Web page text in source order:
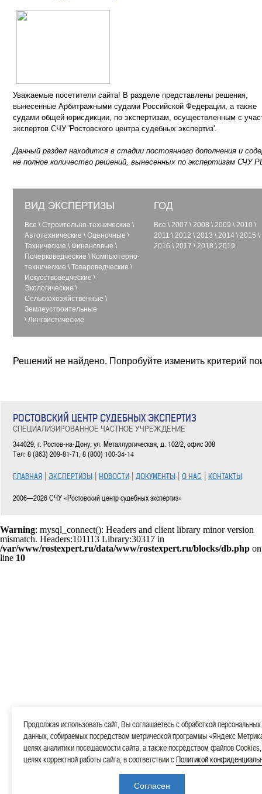
Уважаемые посетители сайта! В разделе представлены решения,
вынесенные Арбитражными судами Российской Федерации, а также
судами общей юрисдикции, по экспертизам, осуществленным с
экспертов СЧУ 'Ростовского центра судебных экспертиз'.
Данный раздел находится в стадии постоянного дополнения и
не полное количество решений, вынесенных по экспертизам СЧУ
ВИД ЭКСПЕРТИЗЫ
Все \ Строительно-технические \
Автотехнические \ Оценочные \
Технические \ Финансовые \
Почерковедческие \ Компьютерно-
технические \ Товароведческие \
Искусствоведческие \
Экологические \
Сельскохозяйственные \
Землеустроительные
\ Лингвистические
ГОД
Все \ 2007 \ 2008 \ 2009 \ 2010 \
2011 \ 2012 \ 2013 \ 2014 \ 2015 \
2016 \ 2017 \ 2018 \ 2019
Решений не найдено. Попробуйте изменить критерий
РОСТОВСКИЙ ЦЕНТР СУДЕБНЫХ ЭКСПЕРТИЗ
СПЕЦИАЛИЗИРОВАННОЕ ЧАСТНОЕ УЧРЕЖДЕНИЕ
344029, г. Ростов-на-Дону, ул. Металлургическая, д. 102/2, офис 308
Тел: 8 (863) 209-81-71, 8 (800) 100-34-14
ГЛАВНАЯ | ЭКСПЕРТИЗЫ | НОВОСТИ | ДОКУМЕНТЫ | О НАС | КОНТАКТЫ
2006—2026 СЧУ «Ростовский центр судебных экспертиз»
Warning: mysql_connect(): Headers and client library minor version
mismatch. Headers:101113 Library:30317 in
/var/www/rostexpert.ru/data/www/rostexpert.ru/blocks/db.php on
line 10
Продолжая использовать сайт, Вы соглашаетесь с обработкой персональных
данных, собираемых посредством метрической программы «Яндекс
целях аналитики посещаемости сайта, а также посредством файлов
целях корректной работы сайта, в соответствии сПолитикой
Согласен